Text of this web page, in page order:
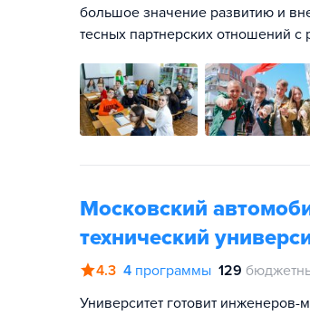
большое значение развитию и
тесных партнерских отношений с
Московский
технический
4.3 4 программы 129
Университет готовит